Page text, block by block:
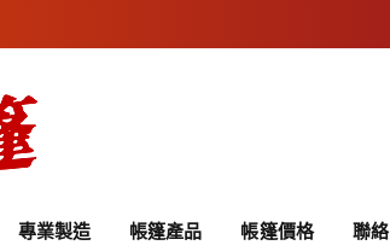
專業製造 帳篷產品 帳篷價格 聯絡